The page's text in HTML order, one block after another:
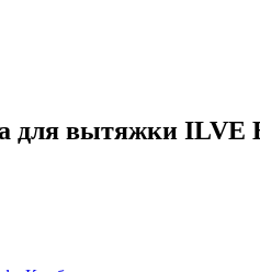
для вытяжки ILVE